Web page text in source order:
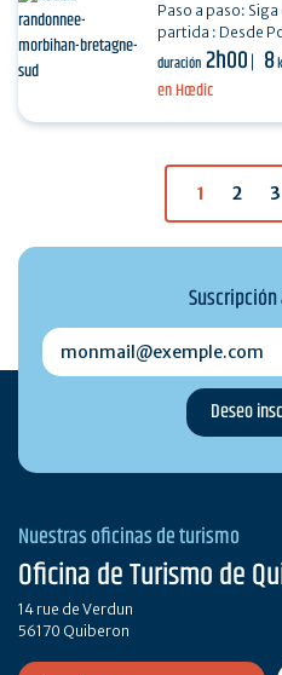
en Hœdic
Paso a paso: Siga el
partida : Desde
el sendero
duración 2h00 8
1 2 3
monmail@exemple.com
Nuestras oficinas de turismo
Oficina de Turismo de
14 rue de Verdun
56170 Quiberon